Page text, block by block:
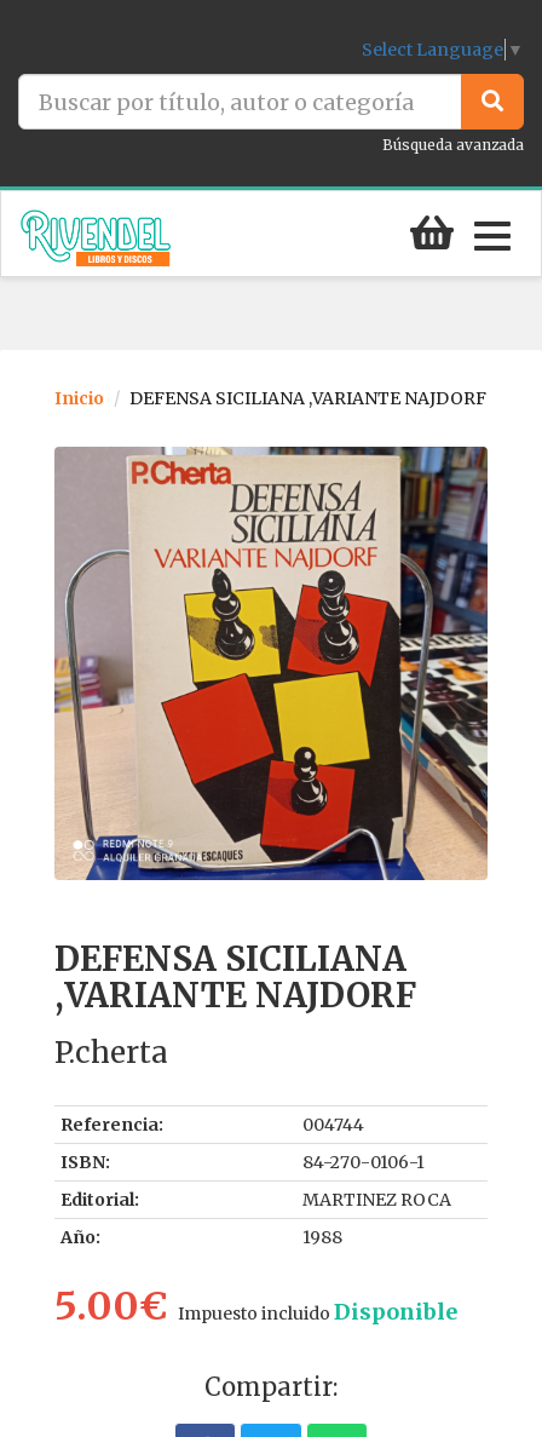
Select Language ▼
Búsqueda avanzada
Inicio DEFENSA SICILIANA ,VARIANTE NAJDORF
DEFENSA SICILIANA
,VARIANTE NAJDORF
P.cherta
Referencia:
004744
ISBN:
84-270-0106-1
Editorial:
MARTINEZ ROCA
Año:
1988
5.00€ Impuesto incluido Disponible
Compartir: